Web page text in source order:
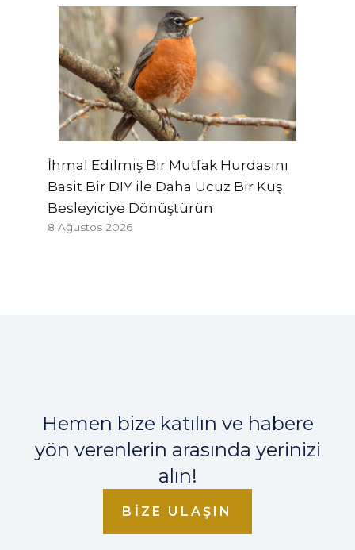
İhmal Edilmiş Bir Mutfak Hurdasını
Basit Bir DIY ile Daha Ucuz Bir Kuş
Besleyiciye Dönüştürün
8 Ağustos 2026
Hemen bize katılın ve habere
yön verenlerin arasında yerinizi
alın!
BIZE ULAŞIN